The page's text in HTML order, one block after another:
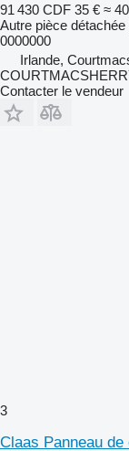
91 430 CDF 35 € ≈
Autre pièce
0000000
Irlande,
Contacter le vendeur
3
Claas Panneau